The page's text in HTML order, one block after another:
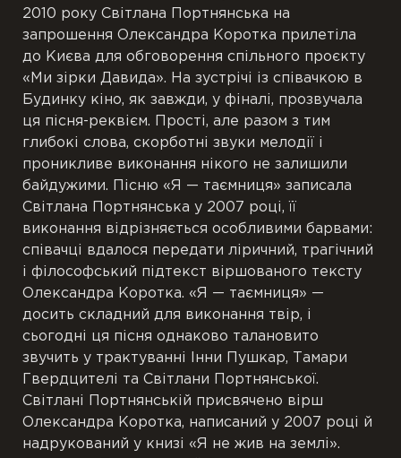
2010 року Світлана Портнянська на
запрошення Олександра Коротка прилетіла
до Києва для обговорення спільного проєкту
«Ми зірки Давида». На зустрічі із співачкою в
Будинку кіно, як завжди, у фіналі, прозвучала
ця пісня-реквієм. Прості, але разом з тим
глибокі слова, скорботні звуки мелодії і
проникливе виконання нікого не залишили
байдужими. Пісню «Я — таємниця» записала
Світлана Портнянська у ​​2007 році, її
виконання відрізняється особливими барвами:
співачці вдалося передати ліричний, трагічний
і філософський підтекст віршованого тексту
Олександра Коротка. «Я — таємниця» —
досить складний для виконання твір, і
сьогодні ця пісня однаково талановито
звучить у трактуванні Інни Пушкар, Тамари
Гвердцителі та Світлани Портнянської.
Світлані Портнянській присвячено вірш
Олександра Коротка, написаний у 2007 році й
надрукований у книзі «Я не жив на землі».